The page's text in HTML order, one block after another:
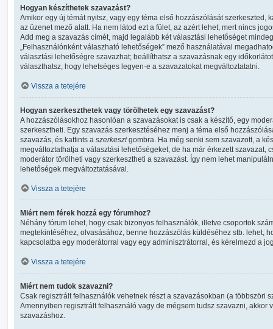
Hogyan készíthetek szavazást?
Amikor egy új témát nyitsz, vagy egy téma első hozzászólását szerkeszted,
az üzenet mező alatt. Ha nem látod ezt a fület, az azért lehet, mert nincs
Add meg a szavazás címét, majd legalább két választási lehetőséget
„Felhasználónként válaszható lehetőségek” mező használatával
választási lehetőségre szavazhat; beállíthatsz a szavazásnak egy
választhatsz, hogy lehetséges legyen-e a szavazatokat megváltoztatatni.
Vissza a tetejére
Hogyan szerkeszthetek vagy törölhetek egy szavazást?
A hozzászólásokhoz hasonlóan a szavazásokat is csak a készítő, egy
szerkesztheti. Egy szavazás szerkesztéséhez menj a téma első
szavazás, és kattints a szerkesztgombra. Ha még senki sem szavazott, a
megváltoztathatja a választási lehetőségeket, de ha már érkezett szavazat,
moderátor törölheti vagy szerkesztheti a szavazást. Így nem lehet
lehetőségek megváltoztatásával.
Vissza a tetejére
Miért nem férek hozzá egy fórumhoz?
Néhány fórum lehet, hogy csak bizonyos felhasználók, illetve csoportok
megtekintéséhez, olvasásához, benne hozzászólás küldéséhez stb. lehet,
kapcsolatba egy moderátorral vagy egy adminisztrátorral, és kérelmezd a
Vissza a tetejére
Miért nem tudok szavazni?
Csak regisztrált felhasználók vehetnek részt a szavazásokban (a többszöri
Amennyiben regisztrált felhasználó vagy de mégsem tudsz szavazni, akkor
szavazáshoz.